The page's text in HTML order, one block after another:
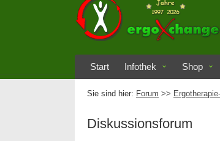
Start Infothek Shop
Sie sind hier: Forum >>
Diskussionsforum